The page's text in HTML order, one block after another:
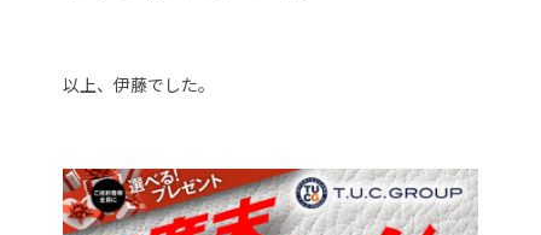
以上、伊藤でした。